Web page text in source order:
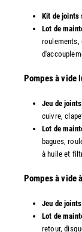
Kit de joints
Lot de
roulements,
​Pompes à vide
Jeu de joints
cuivre,
Lot de
bagues,
à huile et
​Pompes à vide
Jeu de joints
Lot de
retour,